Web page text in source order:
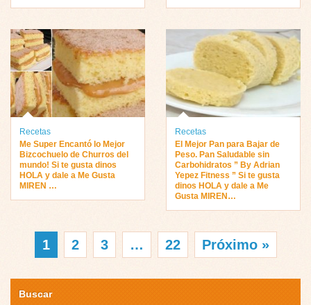
Recetas
Me Super Encantó lo Mejor
Bizcochuelo de Churros del
mundo! Si te gusta dinos
HOLA y dale a Me Gusta
MIREN …
Recetas
El Mejor Pan para Bajar de
Peso. Pan Saludable sin
Carbohidratos ” By Adrian
Yepez Fitness ” Si te gusta
dinos HOLA y dale a Me
Gusta MIREN…
1 2 3 … 22 Próximo »
Buscar